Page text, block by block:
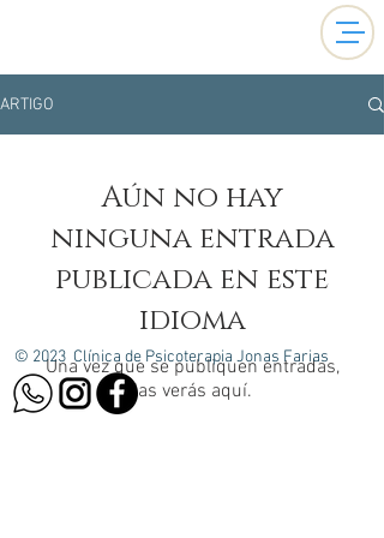
ARTIGO
Aún no hay
ninguna entrada
publicada en este
idioma
Una vez que se publiquen entradas,
las verás aquí.
© 2023 Clínica de Psicoterapia Jonas Farias